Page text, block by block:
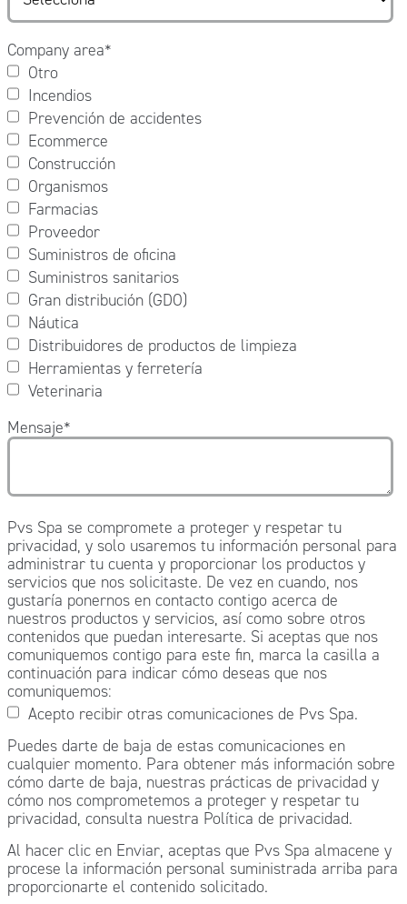
Company area*
Otro
Incendios
Prevención de accidentes
Ecommerce
Construcción
Organismos
Farmacias
Proveedor
Suministros de oficina
Suministros sanitarios
Gran distribución (GDO)
Náutica
Distribuidores de productos de limpieza
Herramientas y ferretería
Veterinaria
Mensaje*
Pvs Spa se compromete a proteger y respetar tu
privacidad, y solo usaremos tu información personal para
administrar tu cuenta y proporcionar los productos y
servicios que nos solicitaste. De vez en cuando, nos
gustaría ponernos en contacto contigo acerca de
nuestros productos y servicios, así como sobre otros
contenidos que puedan interesarte. Si aceptas que nos
comuniquemos contigo para este fin, marca la casilla a
continuación para indicar cómo deseas que nos
comuniquemos:
Acepto recibir otras comunicaciones de Pvs Spa.
Puedes darte de baja de estas comunicaciones en
cualquier momento. Para obtener más información sobre
cómo darte de baja, nuestras prácticas de privacidad y
cómo nos comprometemos a proteger y respetar tu
privacidad, consulta nuestra Política de privacidad.
Al hacer clic en Enviar, aceptas que Pvs Spa almacene y
procese la información personal suministrada arriba para
proporcionarte el contenido solicitado.